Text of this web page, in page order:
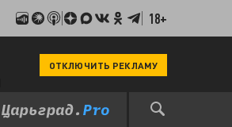
18+
ОТКЛЮЧИТЬ РЕКЛАМУ